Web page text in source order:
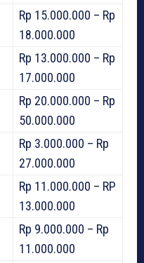
Rp 15.000.000 – Rp
18.000.000
Rp 13.000.000 – Rp
17.000.000
Rp 20.000.000 – Rp
50.000.000
Rp 3.000.000 – Rp
27.000.000
Rp 11.000.000 – RP
13.000.000
Rp 9.000.000 – Rp
11.000.000